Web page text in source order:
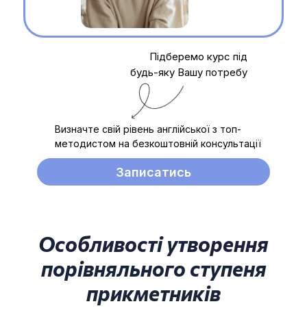
Підберемо курс під
будь-яку Вашу потребу
Визначте свій рівень англійської з топ-
методистом на безкоштовній консультації
Записатись
Особливості утворення
порівняльного ступеня
прикметників